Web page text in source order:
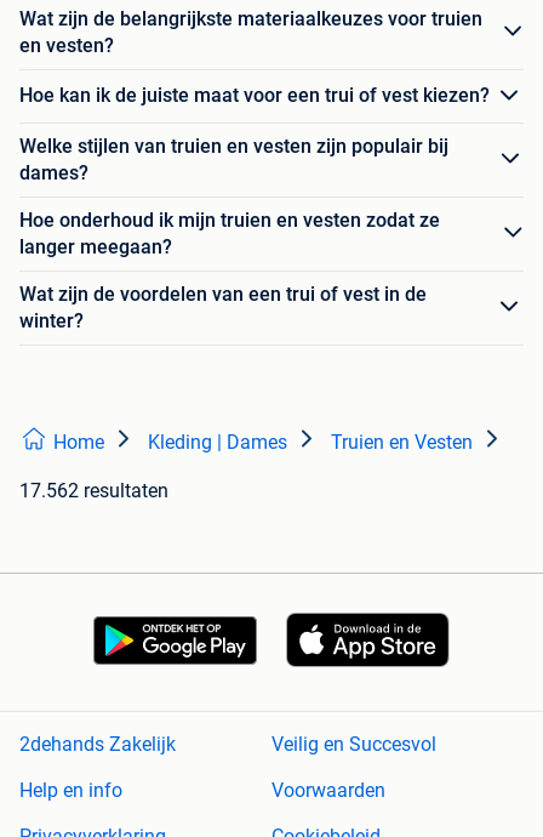
Wat zijn de belangrijkste materiaalkeuzes voor truien
en vesten?
Hoe kan ik de juiste maat voor een trui of vest kiezen?
Welke stijlen van truien en vesten zijn populair bij
dames?
Hoe onderhoud ik mijn truien en vesten zodat ze
langer meegaan?
Wat zijn de voordelen van een trui of vest in de
winter?
Home Kleding | Dames Truien en Vesten
17.562 resultaten
2dehands Zakelijk
Veilig en Succesvol
Help en info
Voorwaarden